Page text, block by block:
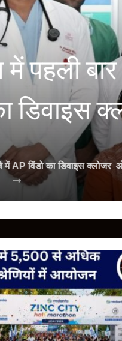
हाफ
का नया
धावकों ने करवाया